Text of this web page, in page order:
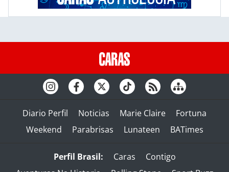
Diario Perfil Noticias Marie Claire
Fortuna
Weekend
Parabrisas Lunateen BATimes
Perfil Brasil: Caras
Contigo